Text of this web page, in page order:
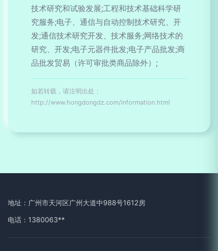
技术研究和试验发展;工程和技术基础科学研
究服务;电子、通信与自动控制技术研究、开
发;通信技术研究开发、技术服务;网络技术的
研究、开发;电子元器件批发;电子产品批发;商
品批发贸易（许可审批类商品除外）;
如若转载，请注明出处：
http://www.hongdongdz.com/information.html
地址：广州市天河区广州大道中988号1612房
电话：1380063**